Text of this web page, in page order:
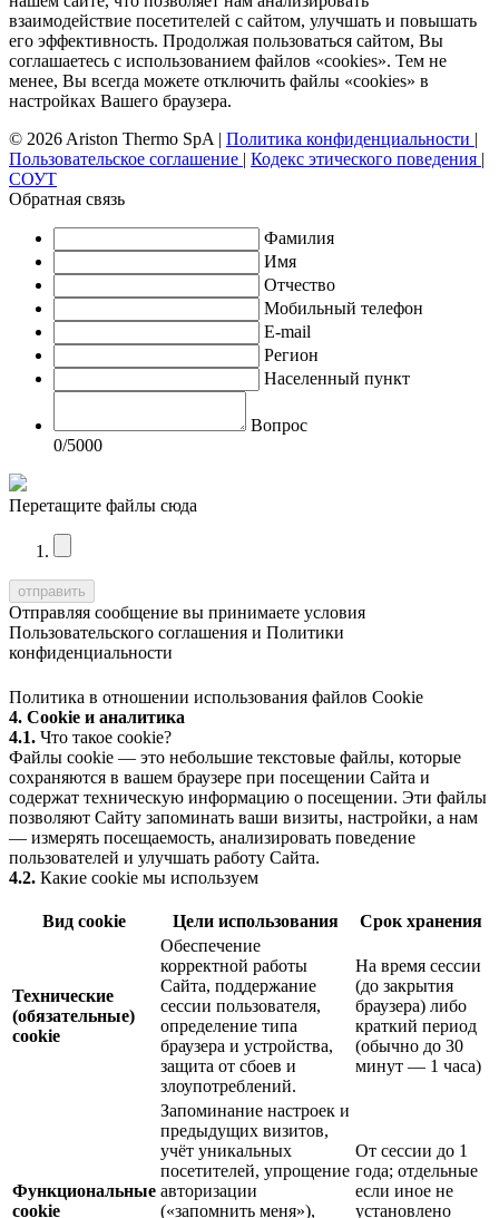
взаимодействие посетителей с сайтом, улучшать и повышать
его эффективность. Продолжая пользоваться сайтом, Вы
соглашаетесь с использованием файлов «cookies». Тем не
менее, Вы всегда можете отключить файлы «cookies» в
настройках Вашего браузера.
© 2026 Ariston Thermo SpA | Политика конфиденциальности |
Пользовательское соглашение | Кодекс этического поведения |
СОУТ
Обратная связь
Фамилия
Имя
Отчество
Мобильный телефон
E-mail
Регион
Населенный пункт
Вопрос
0/5000
Перетащите файлы сюда
Отправляя сообщение вы принимаете условия
Пользовательского соглашения и Политики
конфиденциальности
Политика в отношении использования файлов Cookie
4. Cookie и аналитика
4.1. Что такое cookie?
Файлы cookie — это небольшие текстовые файлы, которые
сохраняются в вашем браузере при посещении Сайта и
содержат техническую информацию о посещении. Эти файлы
позволяют Сайту запоминать ваши визиты, настройки, а нам
— измерять посещаемость, анализировать поведение
пользователей и улучшать работу Сайта.
4.2. Какие cookie мы используем
Вид cookie Цели использования Срок хранения
Технические
(обязательные)
cookie
Обеспечение
корректной работы
Сайта, поддержание
сессии пользователя,
определение типа
браузера и устройства,
защита от сбоев и
злоупотреблений.
На время сессии
(до закрытия
браузера) либо
краткий период
(обычно до 30
минут — 1 часа)
Функциональные
cookie
Запоминание настроек и
предыдущих визитов,
учёт уникальных
посетителей, упрощение
авторизации
(«запомнить меня»),
От сессии до 1
года; отдельные
если иное не
установлено